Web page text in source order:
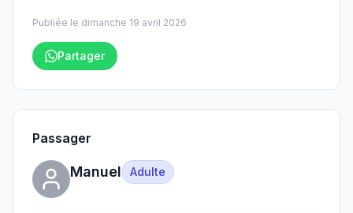
Publiée le dimanche 19 avril 2026
Partager
Passager
Manuel Adulte